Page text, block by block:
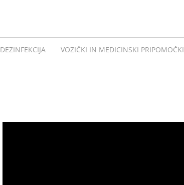
DEZINFEKCIJA VOZIČKI IN MEDICINSKI PRIPOMOČKI